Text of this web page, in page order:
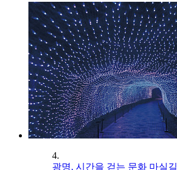
4.
광명, 시간을 걷는 문화 마실길